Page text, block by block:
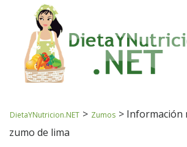
DietaYNutricion.NET > Zumos > Información
zumo de lima